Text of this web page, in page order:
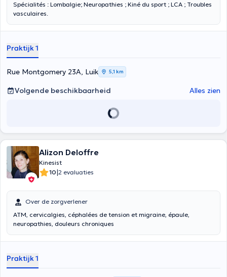
Spécialités : Lombalgie; Neuropathies ; Kiné du sport ; LCA ; Troubles
vasculaires.
Praktijk 1
Rue Montgomery 23A, Luik 5,1 km
Volgende beschikbaarheid Alles zien
Alizon Deloffre
Kinesist
10|2 evaluaties
Over de zorgverlener
ATM, cervicalgies, céphalées de tension et migraine, épaule,
neuropathies, douleurs chroniques
Praktijk 1